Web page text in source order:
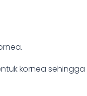
kornea